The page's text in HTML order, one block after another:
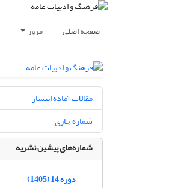
صفحه اصلی مرور
مقالات آماده انتشار
شماره جاری
شماره‌های پیشین نشریه
دوره 14 (1405)